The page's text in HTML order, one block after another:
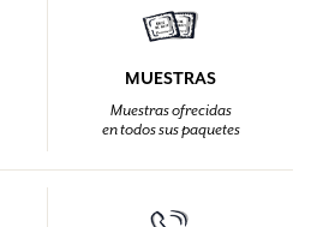
MUESTRAS
Muestras ofrecidas
en todos sus paquetes